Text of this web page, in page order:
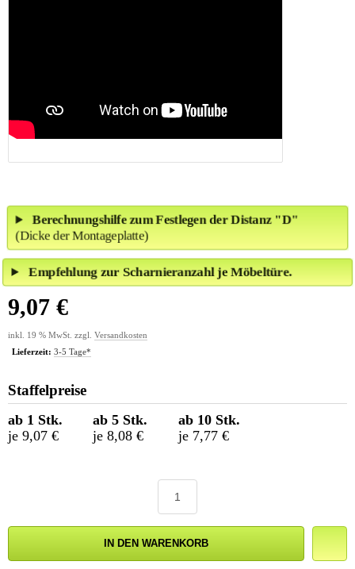
Berechnungshilfe zum Festlegen der Distanz "D"
(Dicke der Montageplatte)
Empfehlung zur Scharnieranzahl je Möbeltüre.
9,07 €
inkl. 19 % MwSt. zzgl. Versandkosten
Lieferzeit: 3-5 Tage*
Staffelpreise
ab 1 Stk.
je 9,07 €
ab 5 Stk.
je 8,08 €
ab 10 Stk.
je 7,77 €
IN DEN WARENKORB